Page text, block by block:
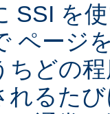
SSI を
ページ
ちどの
れるた